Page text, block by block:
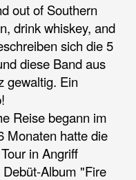
out of Southern
drink whiskey, and
sich die 5
diese Band aus
gewaltig. Ein
Reise begann im
Monaten hatte die
in Angriff
Album "Fire